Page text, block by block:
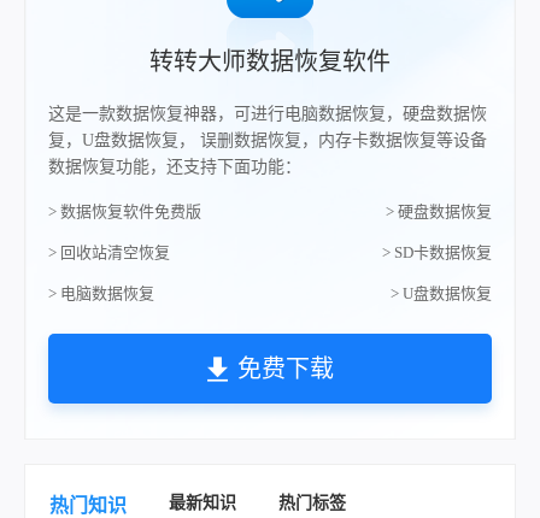
转转大师数据恢复软件
这是一款数据恢复神器，可进行电脑数据恢复，硬盘数据恢
复，U盘数据恢复， 误删数据恢复，内存卡数据恢复等设备
数据恢复功能，还支持下面功能：
> 数据恢复软件免费版 > 硬盘数据恢复
> 回收站清空恢复 > SD卡数据恢复
> 电脑数据恢复 > U盘数据恢复
免费下载
热门知识 最新知识 热门标签